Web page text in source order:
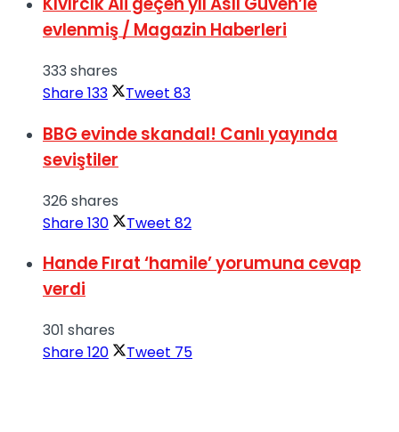
evlenmiş / Magazin Haberleri
333 shares
Share133 Tweet 83
BBG evinde skandal! Canlı yayında
seviştiler
326 shares
Share130 Tweet 82
Hande Fırat ‘hamile’ yorumuna cevap
verdi
301 shares
Share120 Tweet 75